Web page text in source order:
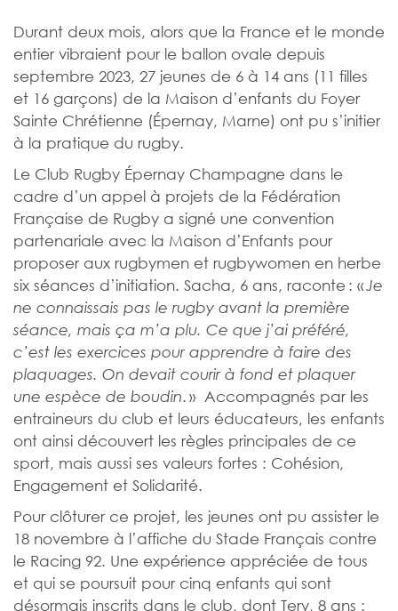
Durant deux mois, alors que la France et le monde
entier vibraient pour le ballon ovale depuis
septembre 2023, 27 jeunes de 6 à 14 ans (11 filles
et 16 garçons) de la Maison d’enfants du Foyer
Sainte Chrétienne (Épernay, Marne) ont pu s’initier
à la pratique du rugby.
Le Club Rugby Épernay Champagne dans le
cadre d’un appel à projets de la Fédération
Française de Rugby a signé une convention
partenariale avec la Maison d’Enfants pour
proposer aux rugbymen et rugbywomen en herbe
six séances d’initiation. Sacha, 6 ans, raconte : «Je
ne connaissais pas le rugby avant la première
séance, mais ça m’a plu. Ce que j’ai préféré,
c’est les exercices pour apprendre à faire des
plaquages. On devait courir à fond et plaquer
une espèce de boudin. » Accompagnés par les
entraineurs du club et leurs éducateurs, les enfants
ont ainsi découvert les règles principales de ce
sport, mais aussi ses valeurs fortes : Cohésion,
Engagement et Solidarité.
Pour clôturer ce projet, les jeunes ont pu assister le
18 novembre à l’affiche du Stade Français contre
le Racing 92. Une expérience appréciée de tous
et qui se poursuit pour cinq enfants qui sont
désormais inscrits dans le club, dont Tery, 8 ans :